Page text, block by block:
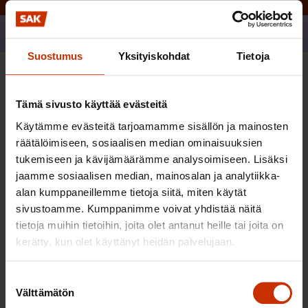
Suostumus Yksityiskohdat Tietoja
Tämä sivusto käyttää evästeitä
Käytämme evästeitä tarjoamamme sisällön ja mainosten
räätälöimiseen, sosiaalisen median ominaisuuksien
tukemiseen ja kävijämäärämme analysoimiseen. Lisäksi
jaamme sosiaalisen median, mainosalan ja analytiikka-
alan kumppaneillemme tietoja siitä, miten käytät
sivustoamme. Kumppanimme voivat yhdistää näitä
tietoja muihin tietoihin, joita olet antanut heille tai joita on
kerätty, kun olet käyttänyt heidän palvelujaan.
valinta
Välttämätön
TERVE JA HYVÄ TYÖELÄMÄ